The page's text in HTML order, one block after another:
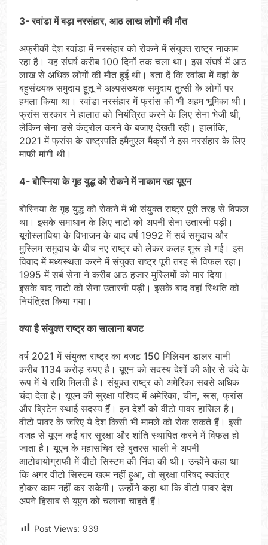
3- रवांडा में बड़ा नरसंहार, आठ लाख लोगों की मौत
अफ्रीकी देश रवांडा में नरसंहार को रोकने में संयुक्‍त राष्‍ट्र नाकाम
रहा है। यह संघर्ष करीब 100 दिनों तक चला था। इस संघर्ष में आठ
लाख से अधिक लोगों की मौत हुई थी। बता दें कि रवांडा में वहां के
बहुसंख्‍यक समुदाय हूतू ने अल्‍पसंख्‍यक समुदाय तुत्‍सी के लोगों पर
हमला किया था। रवांडा नरसंहार में फ्रांस की भी अहम भूमिका थी।
फ्रांस सरकार ने हालात को नियंत्रित करने के लिए सेना भेजी थी,
लेकिन सेना उसे कंट्रोल करने के बजाए देखती रही। हालांकि,
2021 में फ्रांस के राष्‍ट्रपति इमैनुएल मैक्रों ने इस नरसंहार के लिए
माफी मांगी थी।
4- बोस्निया के गृह युद्ध को रोकने में नाकाम रहा यूएन
बोस्निया के गृह युद्ध को रोकने में भी संयुक्‍त राष्‍ट्र पूरी तरह से विफल
था। इसके समाधान के लिए नाटो को अपनी सेना उतारनी पड़ी।
यूगोस्‍लाविया के विभाजन के बाद वर्ष 1992 में सर्ब समुदाय और
मुस्लिम समुदाय के बीच नए राष्‍ट्र को लेकर कलह शुरू हो गई। इस
विवाद में मध्‍यस्‍थता करने में संयुक्‍त राष्‍ट्र पूरी तरह से विफल रहा।
1995 में सर्ब सेना ने करीब आठ हजार मुस्‍ल‍िमों को मार दिया।
इसके बाद नाटो को सेना उतारनी पड़ी। इसके बाद वहां स्थिति को
नियंत्रित किया गया।
क्‍या है संयुक्‍त राष्‍ट्र का सालाना बजट
वर्ष 2021 में संयुक्‍त राष्‍ट्र का बजट 150 मिलियन डालर यानी
करीब 1134 करोड़ रुपए है। यूएन को सदस्य देशों की ओर से चंदे के
रूप में ये राशि मिलती है। संयुक्‍त राष्‍ट्र को अमेरिका सबसे अधिक
चंदा देता है। यूएन की सुरक्षा परिषद में अमेरिका, चीन, रूस, फ्रांस
और ब्रिटेन स्थाई सदस्य हैं। इन देशों को वीटो पावर हासिल है।
वीटो पावर के जरिए ये देश किसी भी मामले को रोक सकते हैं। इसी
वजह से यूएन कई बार सुरक्षा और शांति स्थापित करने में विफल हो
जाता है। यूएन के महासचिव रहे बुतरस घाली ने अपनी
आटोबायोग्राफी में वीटो सिस्टम की निंदा की थी। उन्होंने कहा था
कि अगर वीटो सिस्टम खत्म नहीं हुआ, तो सुरक्षा परिषद स्वतंत्र
होकर काम नहीं कर सकेगी। उन्होंने कहा था कि वीटो पावर देश
अपने हिसाब से यूएन को चलाना चाहते हैं।
Post Views: 939